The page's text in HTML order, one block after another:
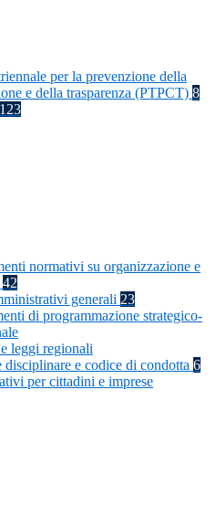
per la prevenzione della
e della trasparenza (PTPCT) 8
123
normativi su organizzazione e
42
generali 23
di programmazione strategico-
leggi regionali
disciplinare e codice di condotta 6
per cittadini e imprese